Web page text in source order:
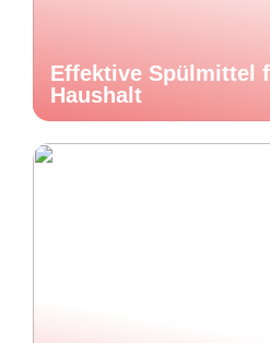
Effektive Spülmittel
Haushalt